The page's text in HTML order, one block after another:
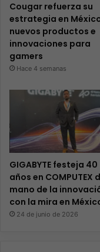
Cougar refuerza su
estrategia en
nuevos productos e
innovaciones para
gamers
Hace 4 semanas
GIGABYTE festeja 40
años en COMPUTEX
mano de la
con la mira en
24 de junio de 2026